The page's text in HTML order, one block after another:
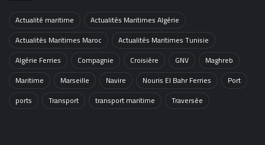
Actualité maritime
Actualités Maritimes Algérie
Actualités Maritimes Maroc
Actualités Maritimes Tunisie
Algérie Ferries
Compagnie Croisière GNV
Maghreb
Maritime
Marseille Navire Nouris El Bahr Ferries
Port
ports
Transport transport maritime Traversée